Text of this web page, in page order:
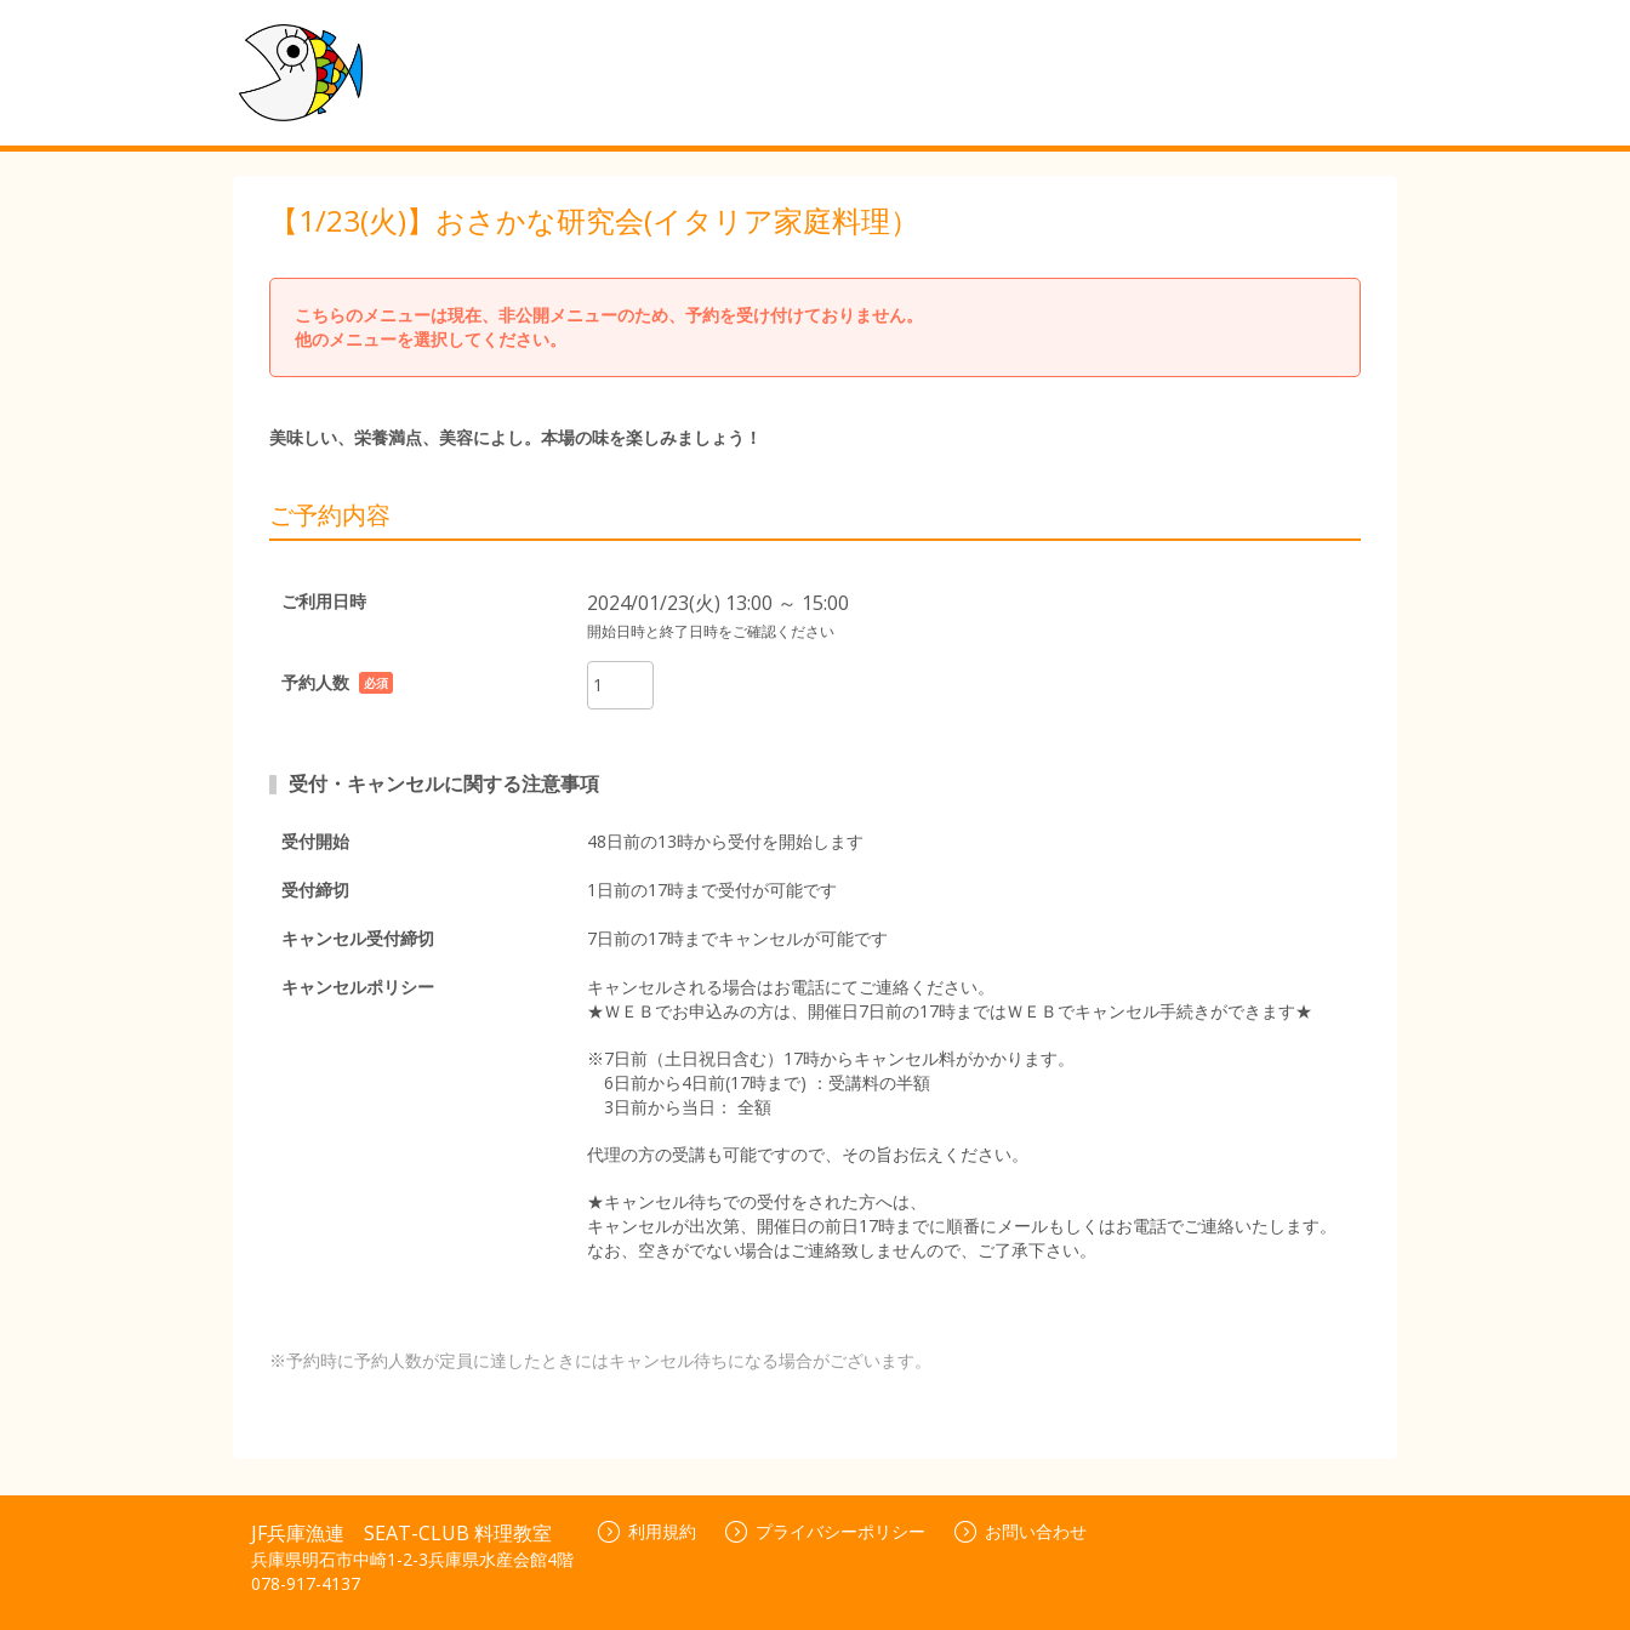
【1/23(火)】おさかな研究会(イタリア家庭料理）
こちらのメニューは現在、非公開メニューのため、予約を受け付けておりません。
他のメニューを選択してください。
美味しい、栄養満点、美容によし。本場の味を楽しみましょう！
ご予約内容
ご利用日時 2024/01/23(火) 13:00 ～ 15:00
開始日時と終了日時をご確認ください
予約人数
必須
受付・キャンセルに関する注意事項
受付開始 48日前の13時から受付を開始します
受付締切 1日前の17時まで受付が可能です
キャンセル受付締切 7日前の17時までキャンセルが可能です
キャンセルポリシー
キャンセルされる場合はお電話にてご連絡ください。
★ＷＥＢでお申込みの方は、開催日7日前の17時まではＷＥＢでキャンセル手続きができます★
※7日前（土日祝日含む）17時からキャンセル料がかかります。
6日前から4日前(17時まで) ：受講料の半額
3日前から当日： 全額
代理の方の受講も可能ですので、その旨お伝えください。
★キャンセル待ちでの受付をされた方へは、
キャンセルが出次第、開催日の前日17時までに順番にメールもしくはお電話でご連絡いたします。
なお、空きがでない場合はご連絡致しませんので、ご了承下さい。
※予約時に予約人数が定員に達したときにはキャンセル待ちになる場合がございます。
JF兵庫漁連 SEAT-CLUB 料理教室
兵庫県明石市中崎1-2-3兵庫県水産会館4階
078-917-4137
利用規約 プライバシーポリシー お問い合わせ